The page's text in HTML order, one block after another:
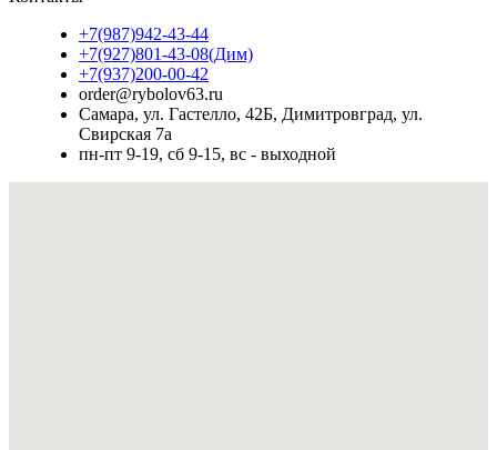
+7(987)942-43-44
+7(927)801-43-08(Дим)
+7(937)200-00-42
order@rybolov63.ru
Самара, ул. Гастелло, 42Б, Димитровград, ул.
Свирская 7а
пн-пт 9-19, сб 9-15, вс - выходной